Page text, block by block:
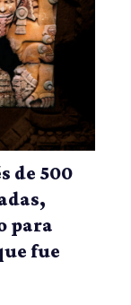
de 500
para
fue